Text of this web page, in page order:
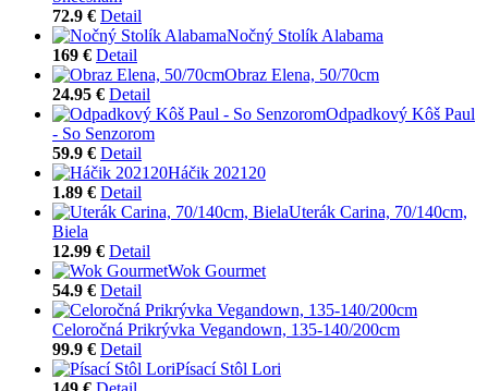
72.9 € Detail
Nočný Stolík Alabama
169 € Detail
Obraz Elena, 50/70cm
24.95 € Detail
Odpadkový Kôš Paul
- So Senzorom
59.9 € Detail
Háčik 202120
1.89 € Detail
Uterák Carina, 70/140cm,
Biela
12.99 € Detail
Wok Gourmet
54.9 € Detail
Celoročná Prikrývka Vegandown, 135-140/200cm
99.9 € Detail
Písací Stôl Lori